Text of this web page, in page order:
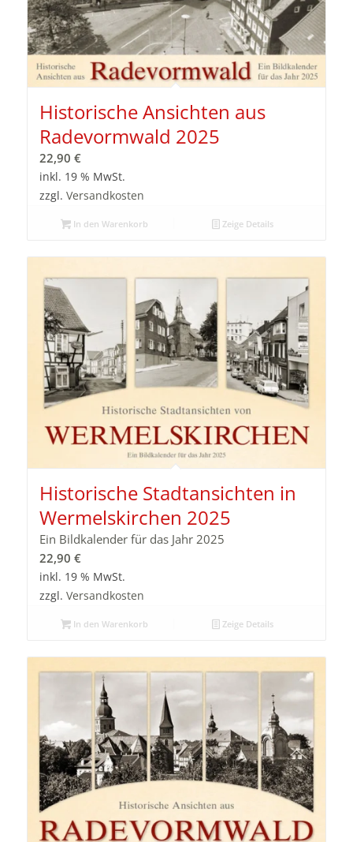
Historische Ansichten aus
Radevormwald 2025
22,90 €
inkl. 19 % MwSt.
zzgl. Versandkosten
In den Warenkorb Zeige Details
Historische Stadtansichten in
Wermelskirchen 2025
Ein Bildkalender für das Jahr 2025
22,90 €
inkl. 19 % MwSt.
zzgl. Versandkosten
In den Warenkorb Zeige Details